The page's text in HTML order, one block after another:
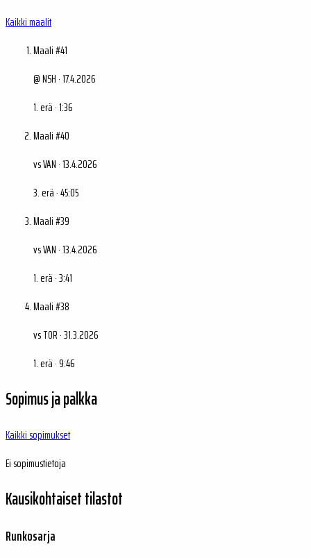
Kaikki maalit
Maali #41
@ NSH · 17.4.2026
1. erä · 1:36
Maali #40
vs VAN · 13.4.2026
3. erä · 45:05
Maali #39
vs VAN · 13.4.2026
1. erä · 3:41
Maali #38
vs TOR · 31.3.2026
1. erä · 9:46
Sopimus ja palkka
Kaikki sopimukset
Ei sopimustietoja
Kausikohtaiset tilastot
Runkosarja